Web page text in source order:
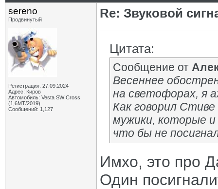
sereno
Продвинутый
Регистрация: 27.09.2024
Адрес: Киров
Автомобиль: Vesta SW Cross
(1,6МТ/2019)
Сообщений: 1,127
Re: Звуковой
Цитата:
Сообщение от
Весеннее
на светофорах, я
Как говорил
мужики, которые
что бы не
Имхо, это про
Один